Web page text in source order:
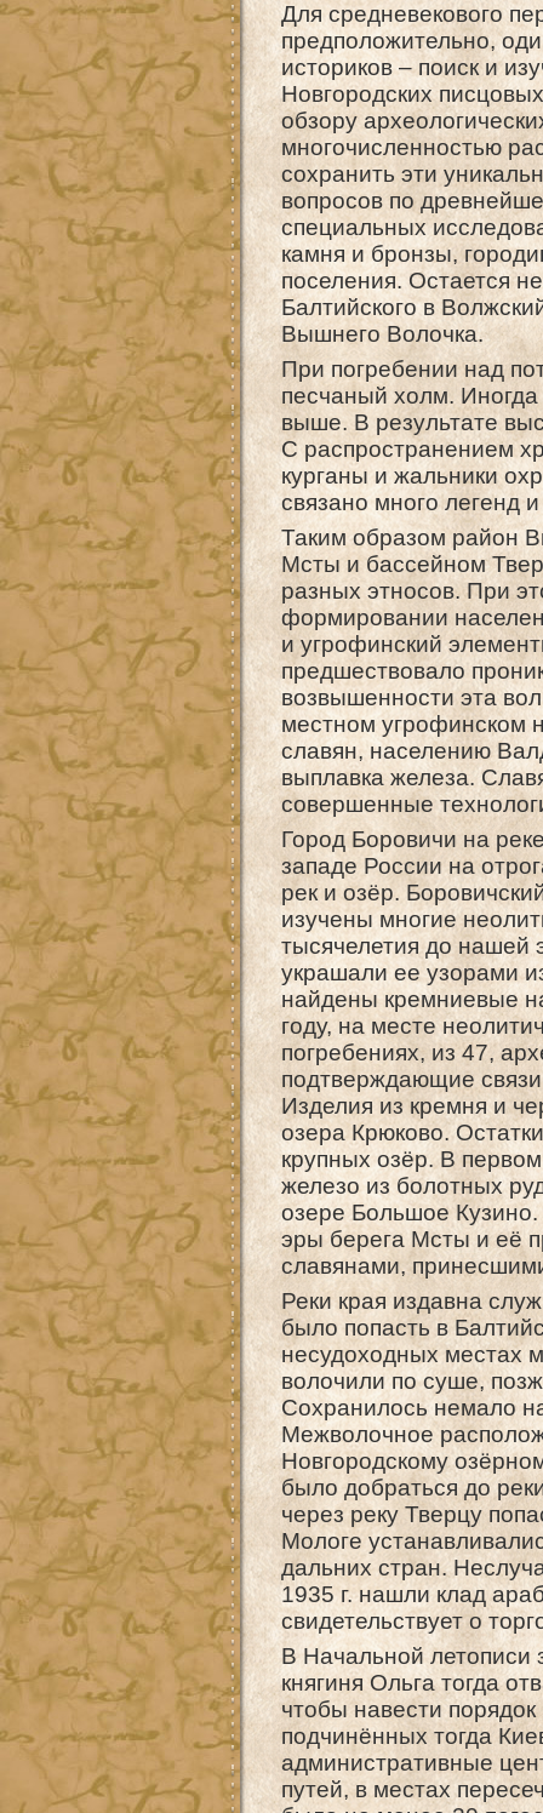
Для средневекового
предположительно,
историков – поиск и
Новгородских
обзору
многочисленностью
сохранить эти
вопросов по
специальных
камня и бронзы,
поселения. Остается
Балтийского в
Вышнего Волочка.
При погребении над
песчаный холм.
выше. В результате
С распространением
курганы и жальники
связано много легенд
Таким образом район
Мсты и бассейном
разных этносов. При
формировании
и угрофинский
предшествовало
возвышенности эта
местном угрофинском
славян, населению
выплавка железа.
совершенные
Город Боровичи на
западе России на
рек и озёр.
изучены многие
тысячелетия до нашей
украшали ее узорами
найдены кремниевые
году, на месте
погребениях, из 47,
подтверждающие
Изделия из кремня и
озера Крюково.
крупных озёр. В
железо из болотных
озере Большое
эры берега Мсты и её
славянами,
Реки края издавна
было попасть в
несудоходных местах
волочили по суше,
Сохранилось немало
Межволочное
Новгородскому
было добраться до
через реку Тверцу
Мологе
дальних стран.
1935 г. нашли клад
свидетельствует о
В Начальной летописи
княгиня Ольга тогда
чтобы навести
подчинённых тогда
административные
путей, в местах